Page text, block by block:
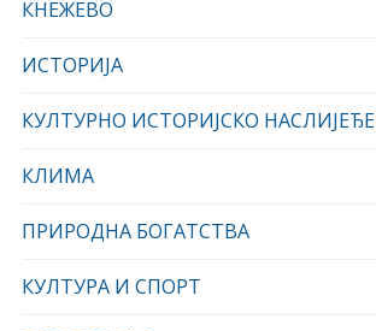
КНЕЖЕВО
ИСТОРИЈА
КУЛТУРНО ИСТОРИЈСКО НАСЛИЈЕЂЕ
КЛИМА
ПРИРОДНА БОГАТСТВА
КУЛТУРА И СПОРТ